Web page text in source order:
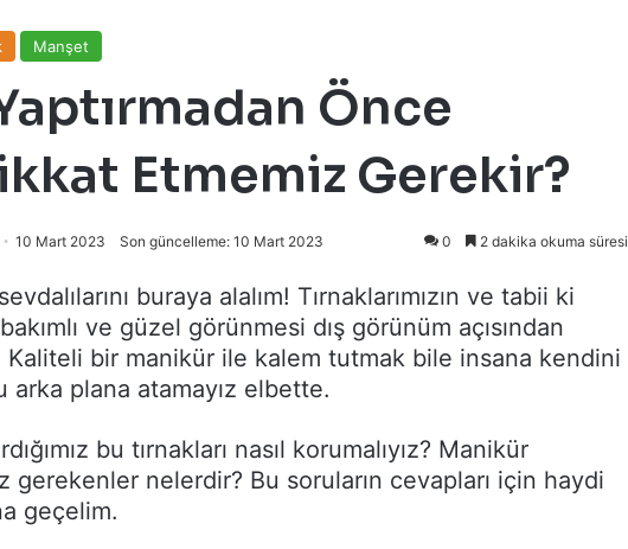
Manşet
Önce
Etmemiz Gerekir?
10 Mart 2023 Son güncelleme: 10 Mart 2023 0 2 dakika okuma süresi
buraya alalım! Tırnaklarımızın ve tabii ki
ve güzel görünmesi dış görünüm açısından
Kaliteli bir manikür ile kalem tutmak bile insana kendini
plana atamayız elbette.
bu tırnakları nasıl korumalıyız? Manikür
gerekenler nelerdir? Bu soruların cevapları için haydi
geçelim.